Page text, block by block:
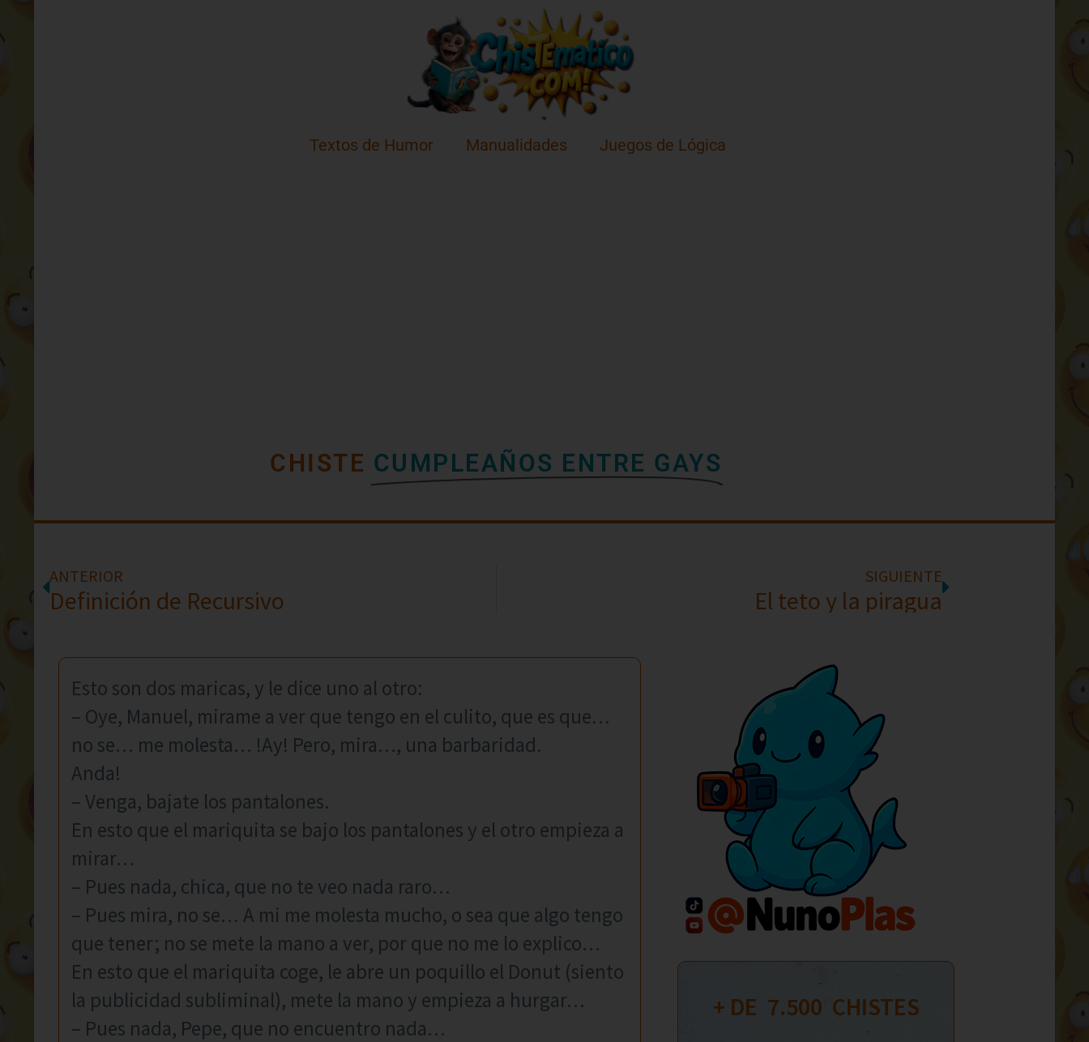
Textos de Humor Manualidades Juegos de Lógica
CHISTE CUMPLEAÑOS ENTRE GAYS
ANTERIOR
Definición de Recursivo
SIGUIENTE
El teto y la piragua
Esto son dos maricas, y le dice uno al otro:
– Oye, Manuel, mirame a ver que tengo en el culito, que es que…
no se… me molesta… !Ay! Pero, mira…, una barbaridad.
Anda!
– Venga, bajate los pantalones.
En esto que el mariquita se bajo los pantalones y el otro empieza a
mirar…
– Pues nada, chica, que no te veo nada raro…
– Pues mira, no se… A mi me molesta mucho, o sea que algo tengo
que tener; no se mete la mano a ver, por que no me lo explico…
En esto que el mariquita coge, le abre un poquillo el Donut (siento
la publicidad subliminal), mete la mano y empieza a hurgar…
– Pues nada, Pepe, que no encuentro nada…
+ DE 7.500
  CHISTES